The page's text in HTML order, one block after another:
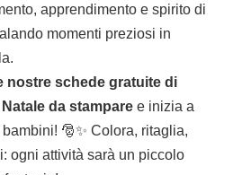
apprendimento e spirito di
momenti preziosi in
nostre schede gratuite di
da stampare e inizia a
🎅✨ Colora, ritaglia,
ogni attività sarà un piccolo